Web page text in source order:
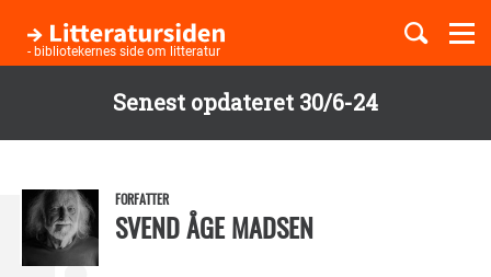
Senest opdateret 30/6-24
hovedindhold
- bibliotekernes side om litteratur
Børnebøger
FORFATTER
SVEND ÅGE MADSEN